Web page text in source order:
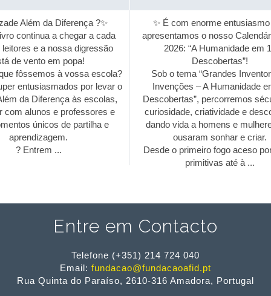
Além da Diferença ?✨
continua a chegar a cada
e a nossa digressão
de vento em popa!
fôssemos à vossa escola?
entusiasmados por levar o
da Diferença às escolas,
alunos e professores e
únicos de partilha e
aprendizagem.
? Entrem ...
✨ É com enorme entusiasmo
apresentamos o nosso
2026: “A Humanidade em
Descobertas”!
Sob o tema “Grandes
Invenções – A Humanidade
Descobertas”, percorremos
curiosidade, criatividade e
dando vida a homens e
ousaram sonhar e criar.
Desde o primeiro fogo aceso
primitivas até à ...
Entre em Contacto
Telefone (+351) 214 724 040
Email: fundacao@fundacaoafid.pt
Rua Quinta do Paraíso, 2610-316 Amadora, Portugal